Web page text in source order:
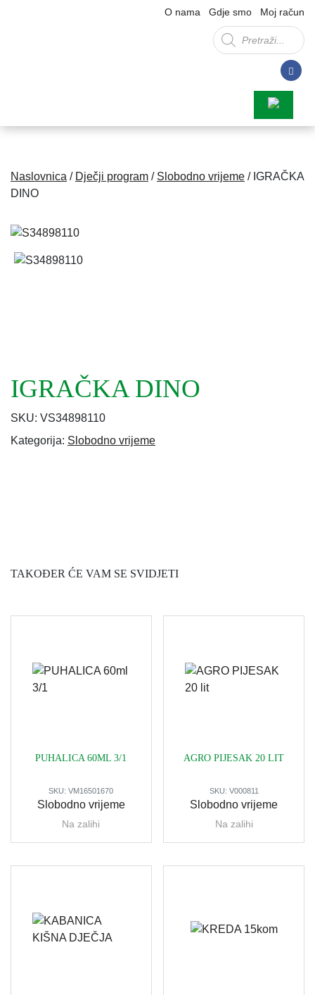
O nama Gdje smo Moj račun
Products
search
Naslovnica / Dječji program / Slobodno vrijeme / IGRAČKA
DINO
IGRAČKA DINO
SKU: VS34898110
Kategorija: Slobodno vrijeme
TAKOĐER ĆE VAM SE SVIDJETI
PUHALICA 60ML 3/1
SKU:VM16501670
Slobodno vrijeme
Na zalihi
AGRO PIJESAK 20 LIT
SKU: V000811
Slobodno vrijeme
Na zalihi